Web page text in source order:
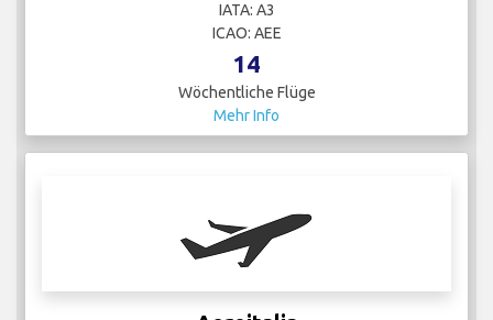
IATA: A3
ICAO: AEE
14
Wöchentliche Flüge
Mehr Info